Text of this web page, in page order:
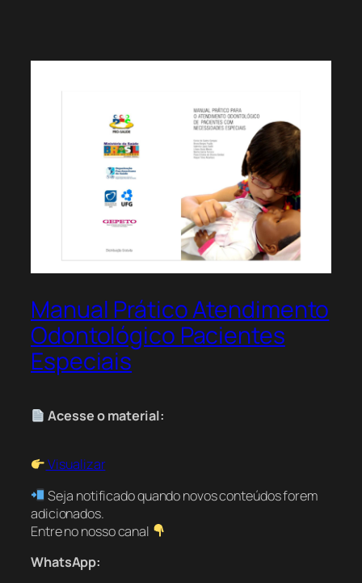
Manual Prático Atendimento
Odontológico Pacientes
Especiais
Acesse o material:
Visualizar
Seja notificado quando novos conteúdos forem
adicionados.
Entre no nosso canal
WhatsApp: